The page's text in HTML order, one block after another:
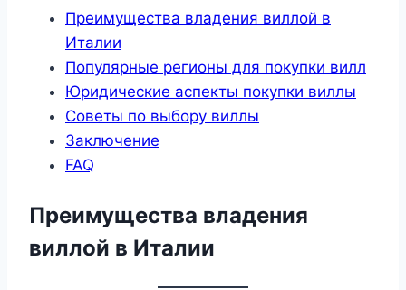
Преимущества владения виллой в
Италии
Популярные регионы для покупки вилл
Юридические аспекты покупки виллы
Советы по выбору виллы
Заключение
FAQ
Преимущества владения
виллой в Италии